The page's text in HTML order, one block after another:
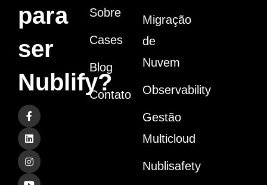
para
ser
Nublify?
Sobre
Cases
Blog
Contato
Migração
de
Nuvem
Observability
Gestão
Multicloud
Nublisafety